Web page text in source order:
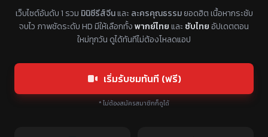
แหล่งรวมซีรี่ย์จีนแนวตั้ง พากย์ไทย ซับไทย
เว็บไซต์อันดับ 1 รวม มินิซีรีส์จีนและ ละครคุณธรรมยอดฮิต เนื้อหากระชับ
จบไว ภาพชัดระดับ HD มีให้เลือกทั้งพากย์ไทยและ ซับไทยอัปเดตตอน
ใหม่ทุกวัน ดูได้ทันทีไม่ต้องโหลดแอป
เริ่มรับชมทันที (ฟรี)
* ไม่ต้องสมัครสมาชิกก็ดูได้